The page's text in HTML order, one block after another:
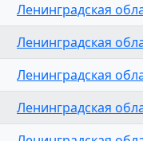
Ленинградская
Ленинградская
Ленинградская
Ленинградская